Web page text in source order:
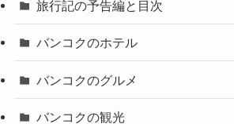
旅行記の予告編と目次
バンコクのホテル
バンコクのグルメ
バンコクの観光